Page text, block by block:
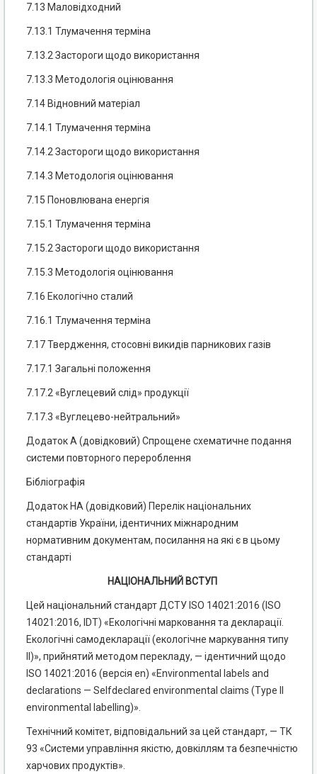
7.13 Маловідходний
7.13.1 Тлумачення терміна
7.13.2 Застороги щодо використання
7.13.3 Методологія оцінювання
7.14 Відновний матеріал
7.14.1 Тлумачення терміна
7.14.2 Застороги щодо використання
7.14.3 Методологія оцінювання
7.15 Поновлювана енергія
7.15.1 Тлумачення терміна
7.15.2 Застороги щодо використання
7.15.3 Методологія оцінювання
7.16 Екологічно сталий
7.16.1 Тлумачення терміна
7.17 Твердження, стосовні викидів парникових газів
7.17.1 Загальні положення
7.17.2 «Вуглецевий слід» продукції
7.17.3 «Вуглецево-нейтральний»
Додаток А (довідковий) Спрощене схематичне подання
системи повторного перероблення
Бібліографія
Додаток НА (довідковий) Перелік національних
стандартів України, ідентичних міжнародним
нормативним документам, посилання на які є в цьому
стандарті
НАЦІОНАЛЬНИЙ ВСТУП
Цей національний стандарт ДСТУ ISO 14021:2016 (ISO
14021:2016, IDT) «Екологічні марковання та декларації.
Екологічні самодекларації (екологічне маркування типу
II)», прийнятий методом перекладу, — ідентичний щодо
ISO 14021:2016 (версія en) «Environmental labels and
declarations — Selfdeclared environmental claims (Type II
environmental labelling)».
Технічний комітет, відповідальний за цей стандарт, — ТК
93 «Системи управління якістю, довкіллям та безпечністю
харчових продуктів».